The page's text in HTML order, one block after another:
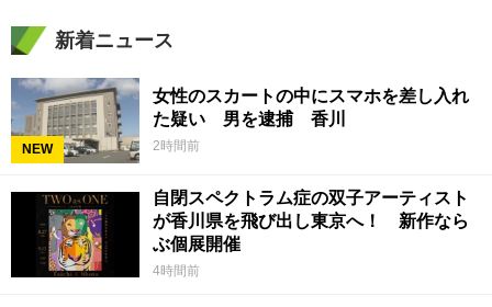
新着ニュース
NEW
女性のスカートの中にスマホを差し入れ
た疑い 男を逮捕 香川
2時間前
自閉スペクトラム症の双子アーティスト
が香川県を飛び出し東京へ！ 新作なら
ぶ個展開催
4時間前